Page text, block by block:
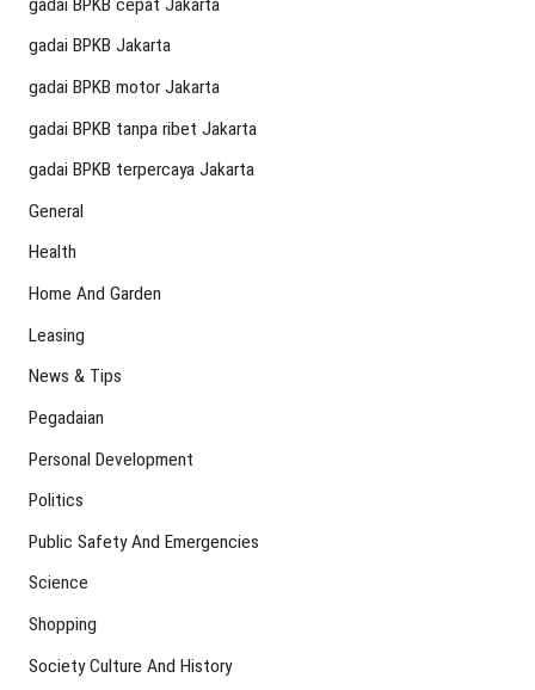
gadai BPKB cepat Jakarta
gadai BPKB Jakarta
gadai BPKB motor Jakarta
gadai BPKB tanpa ribet Jakarta
gadai BPKB terpercaya Jakarta
General
Health
Home And Garden
Leasing
News & Tips
Pegadaian
Personal Development
Politics
Public Safety And Emergencies
Science
Shopping
Society Culture And History